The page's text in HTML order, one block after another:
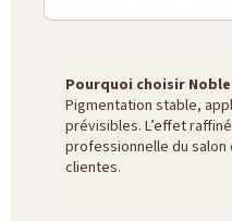
Pourquoi choisir
Pigmentation stable,
prévisibles. L’effet
professionnelle du
clientes.